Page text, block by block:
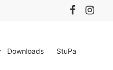
Downloads StuPa